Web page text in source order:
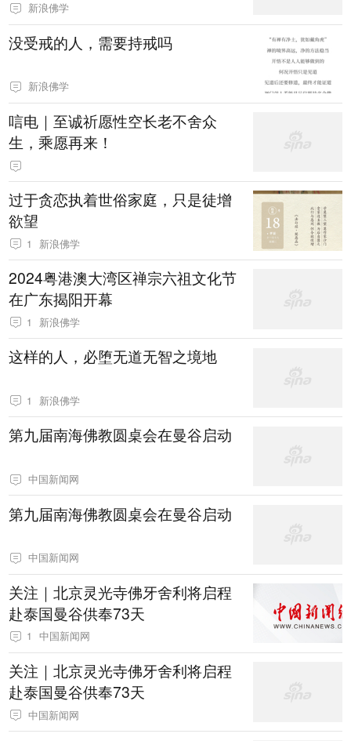
新浪佛学
没受戒的人，需要持戒吗
新浪佛学
唁电｜至诚祈愿性空长老不舍众
生，乘愿再来！​
过于贪恋执着世俗家庭，只是徒增
欲望
1 新浪佛学
2024粤港澳大湾区禅宗六祖文化节
在广东揭阳开幕
1 新浪佛学
这样的人，必堕无道无智之境地
1 新浪佛学
第九届南海佛教圆桌会在曼谷启动
中国新闻网
第九届南海佛教圆桌会在曼谷启动
中国新闻网
关注｜北京灵光寺佛牙舍利将启程
赴泰国曼谷供奉73天
1 中国新闻网
关注｜北京灵光寺佛牙舍利将启程
赴泰国曼谷供奉73天
中国新闻网